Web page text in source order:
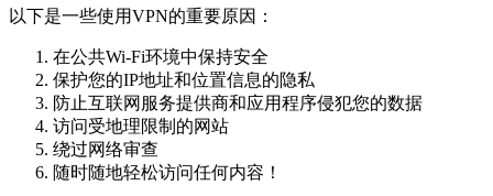
以下是一些使用VPN的重要原因：
在公共Wi-Fi环境中保持安全
保护您的IP地址和位置信息的隐私
防止互联网服务提供商和应用程序侵犯您的数据
访问受地理限制的网站
绕过网络审查
随时随地轻松访问任何内容！